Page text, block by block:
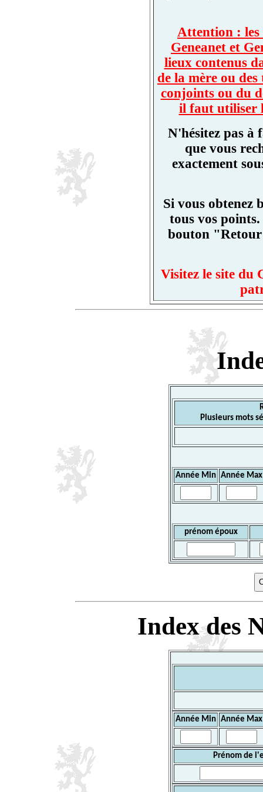
Attention : les
Geneanet et
lieux contenus
de la mère ou
conjoints ou du
il faut utiliser
N'hésitez pas à
que vous
exactement
Si vous obtenez
tous vos
bouton
Visitez le site du
Plusieurs mots
Année Min Année Max
prénom époux
Index des
Année Min Année Max
Prénom de